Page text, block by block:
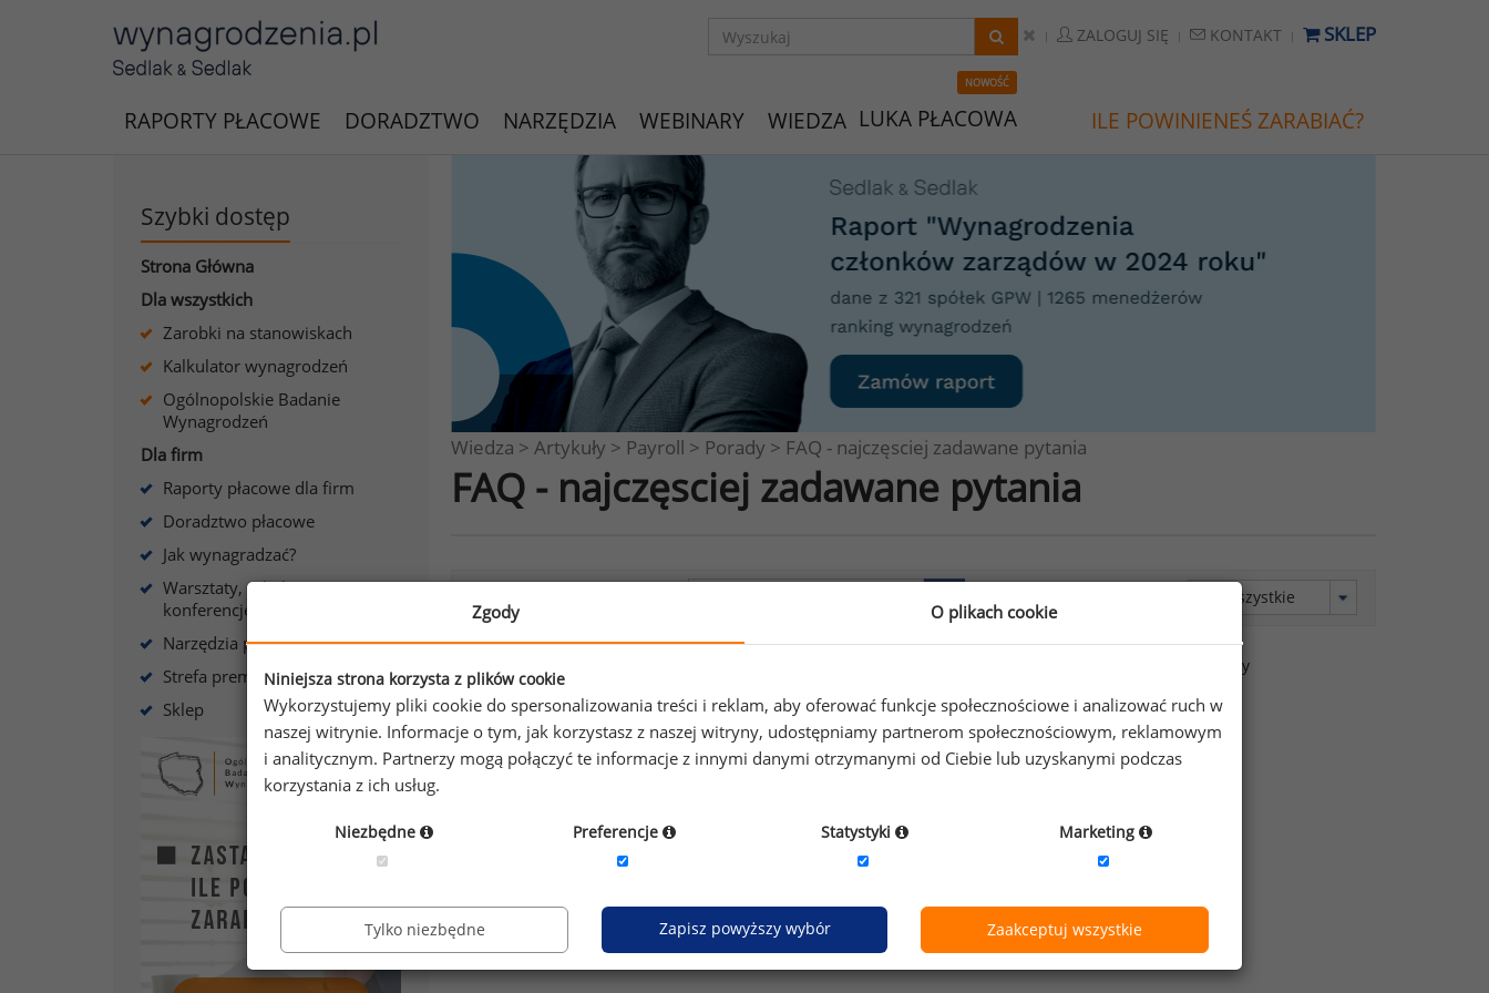
ZALOGUJ SIĘ KONTAKT SKLEP
RAPORTY PŁACOWE DORADZTWO NARZĘDZIA WEBINARY WIEDZA
NOWOŚĆ
LUKA PŁACOWA ILE POWINIENEŚ ZARABIAĆ?
Szybki dostęp
Strona Główna
Dla wszystkich
Zarobki na stanowiskach
Kalkulator wynagrodzeń
Ogólnopolskie Badanie
Wynagrodzeń
Dla firm
Raporty płacowe dla firm
Doradztwo płacowe
Jak wynagradzać?
Warsztaty, szkolenia,
konferencje
Narzędzia płacowe
Strefa premium
Sklep
Wiedza > Artykuły > Payroll > Porady > FAQ - najczęsciej zadawane pytania
FAQ - najczęsciej zadawane pytania
Najczęstsze pytania z zakresu prawa pracy i wynagrodzeń w sytuacji
zagrożenia epidemicznego
darmowy
Wszystko to, co interesuje naszych użytkowników.
Zgody O plikach cookie
Niniejsza strona korzysta z plików cookie
Wykorzystujemy pliki cookie do spersonalizowania treści i reklam, aby oferować funkcje społecznościowe i analizować ruch w
naszej witrynie. Informacje o tym, jak korzystasz z naszej witryny, udostępniamy partnerom społecznościowym, reklamowym
i analitycznym. Partnerzy mogą połączyć te informacje z innymi danymi otrzymanymi od Ciebie lub uzyskanymi podczas
korzystania z ich usług.
Niezbędne Preferencje Statystyki Marketing
Tylko niezbędne Zapisz powyższy wybór Zaakceptuj wszystkie